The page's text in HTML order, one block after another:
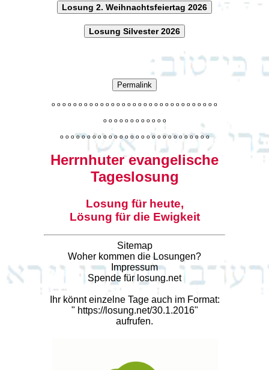
Losung 2. Weihnachtsfeiertag 2026
Losung Silvester 2026
Permalink
o o o o o o o o o o o o o o o o o o o o o o o o o o o o o o o
o o o o o o o o o o o o
o o o o o o o o o o o o o o o o o o o o o o o o o o o o
Herrnhuter evangelische
Tageslosung
Losung für heute,
Lösung für die Ewigkeit
Sitemap
Woher kommen die Losungen?
Impressum
Spende für losung.net
Ihr könnt einzelne Tage auch im Format:
" https://losung.net/30.1.2016"
aufrufen.